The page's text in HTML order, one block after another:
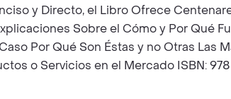
y Directo, el Libro Ofrece
Sobre el Cómo y Por Qué
Por Qué Son Éstas y no Otras Las
o Servicios en el Mercado ISBN: